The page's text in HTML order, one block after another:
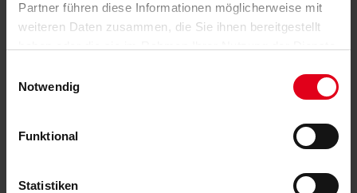
Partner führen diese Informationen möglicherweise mit
weiteren Daten zusammen, die Sie ihnen bereitgestellt
Notwendig
Funktional
Statistiken